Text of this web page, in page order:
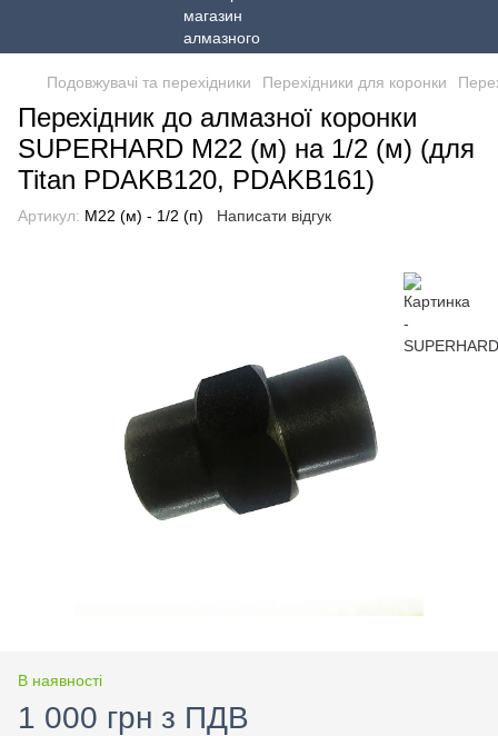
Подовжувачі та перехідники Перехідники для коронки
Перехідник до алмазної коронки
SUPERHARD М22 (м) на 1/2 (м) (для
Titan PDAKB120, PDAKB161)
Артикул: М22 (м) - 1/2 (п) Написати відгук
В наявності
1 000 грн з ПДВ